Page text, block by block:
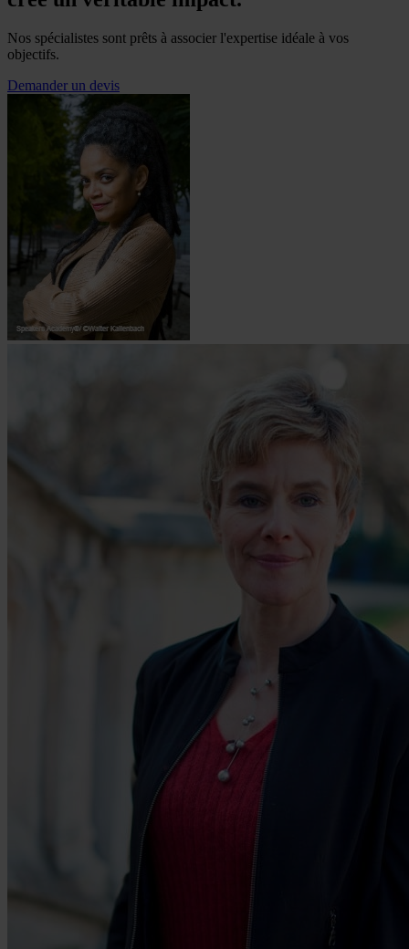
Nos spécialistes sont prêts à associer l'expertise idéale à vos
objectifs.
Demander un devis